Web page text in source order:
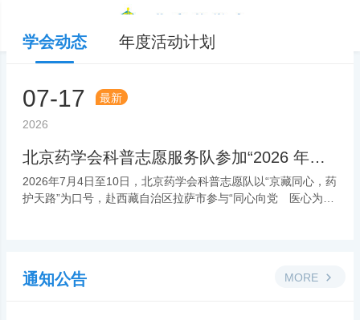
学会动态 年度活动计划
07-17 最新
2026
北京药学会科普志愿服务队参加“2026 年同心共铸中国心—西藏拉萨青藏铁路沿线医疗公益活动” 活动报道
2026年7月4日至10日，北京药学会科普志愿队以“京藏同心，药
护天路”为口号，赴西藏自治区拉萨市参与“同心向党 医心为
通知公告 MORE